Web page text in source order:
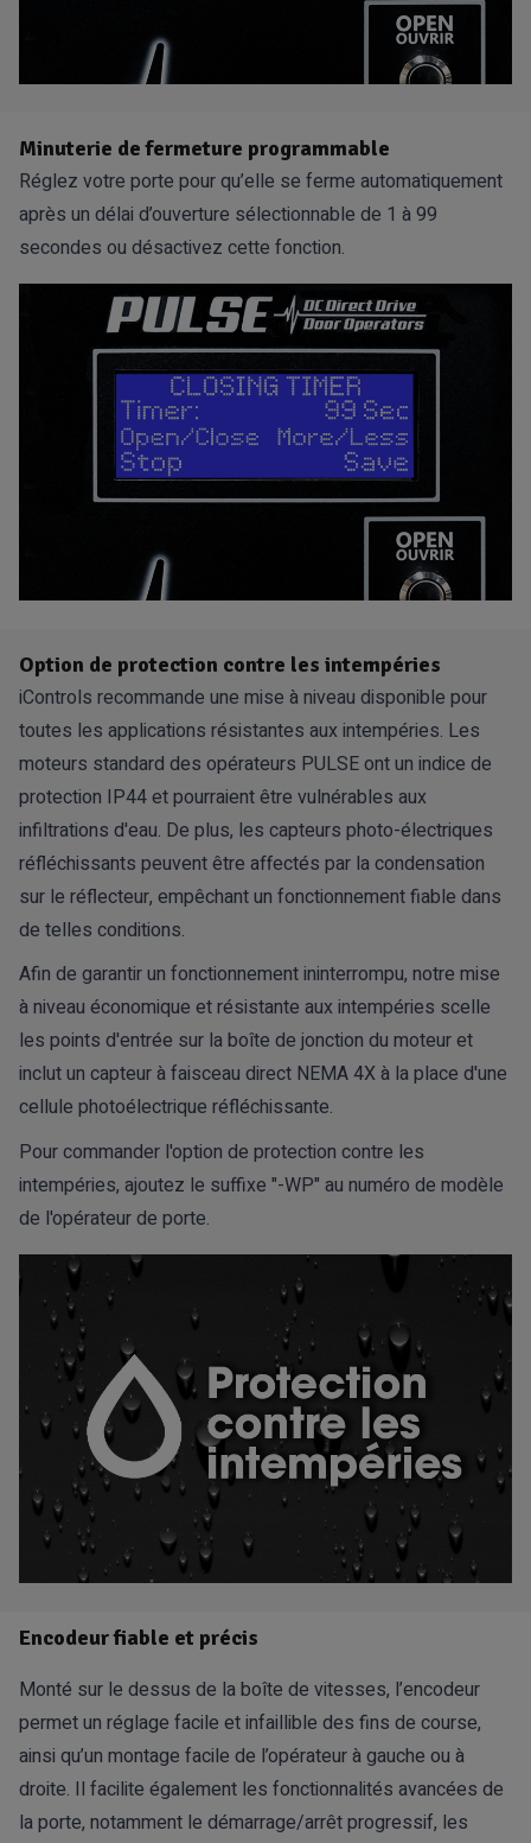
Minuterie de fermeture programmable
Réglez votre porte pour qu’elle se ferme automatiquement
après un délai d’ouverture sélectionnable de 1 à 99
secondes ou désactivez cette fonction.
Option de protection contre les intempéries
iControls recommande une mise à niveau disponible pour
toutes les applications résistantes aux intempéries. Les
moteurs standard des opérateurs PULSE ont un indice de
protection IP44 et pourraient être vulnérables aux
infiltrations d'eau. De plus, les capteurs photo-électriques
réfléchissants peuvent être affectés par la condensation
sur le réflecteur, empêchant un fonctionnement fiable dans
de telles conditions.
Afin de garantir un fonctionnement ininterrompu, notre mise
à niveau économique et résistante aux intempéries scelle
les points d'entrée sur la boîte de jonction du moteur et
inclut un capteur à faisceau direct NEMA 4X à la place d'une
cellule photoélectrique réfléchissante.
Pour commander l'option de protection contre les
intempéries, ajoutez le suffixe "-WP" au numéro de modèle
de l'opérateur de porte.
Encodeur fiable et précis
Monté sur le dessus de la boîte de vitesses, l’encodeur
permet un réglage facile et infaillible des fins de course,
ainsi qu’un montage facile de l’opérateur à gauche ou à
droite. Il facilite également les fonctionnalités avancées de
la porte, notamment le démarrage/arrêt progressif, les